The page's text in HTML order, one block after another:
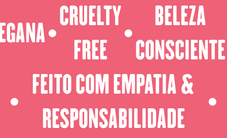
⬤
CRUELTY
FREE
⬤
BELEZA
CONSCIENTE
⬤
FEITO COM EMPATIA &
RESPONSABILIDADE
⬤